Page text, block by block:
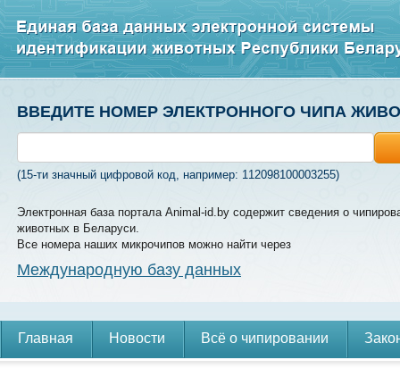
ВВЕДИТЕ НОМЕР ЭЛЕКТРОННОГО ЧИПА
(15-ти значный цифровой код, например: 112098100003255)
Электронная база портала Animal-id.by содержит сведения о
животных в Беларуси.
Все номера наших микрочипов можно найти через
Международную базу данных
Главная Новости Всё о чипировании